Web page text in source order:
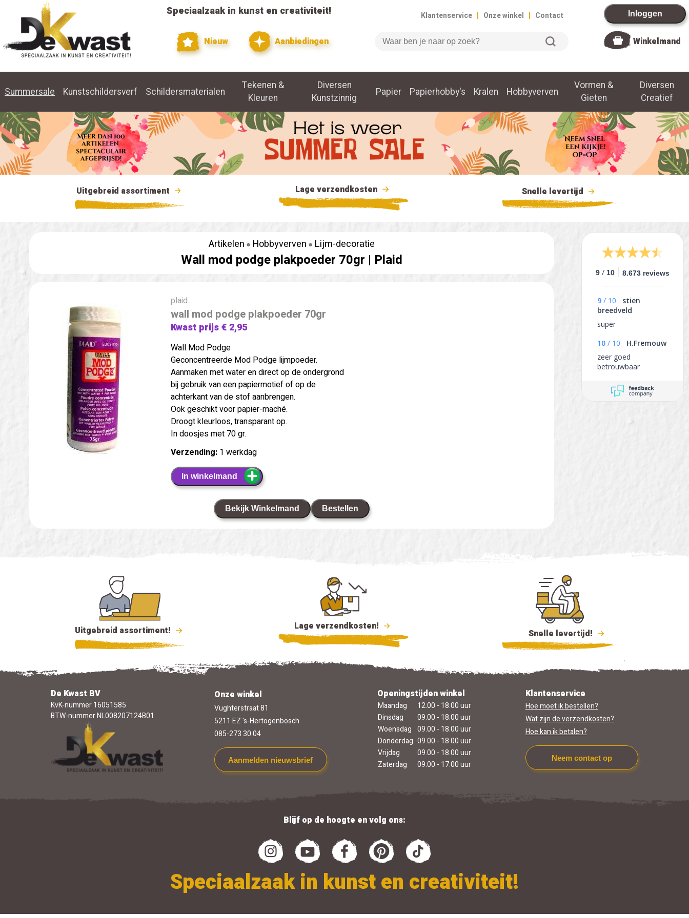
Speciaalzaak in kunst en creativiteit!
Nieuw Aanbiedingen
Klantenservice | Onze winkel | Contact
Zoeken
Inloggen
Winkelmand
Summersale Kunstschildersverf Schildersmaterialen
Tekenen &
Kleuren
Diversen
Kunstzinnig
Papier Papierhobby's Kralen Hobbyverven
Vormen &
Gieten
Diversen
Creatief
Uitgebreid assortiment Lage verzendkosten Snelle levertijd
9 / 10 8.673 reviews
9 / 10
stien
breedveld
super
10 / 10
H.Fremouw
zeer goed
betrouwbaar
Artikelen Hobbyverven Lijm-decoratie
Wall mod podge plakpoeder 70gr | Plaid
plaid
wall mod podge plakpoeder 70gr
Kwast prijs € 2,95
Wall Mod Podge
Geconcentreerde Mod Podge lijmpoeder.
Aanmaken met water en direct op de ondergrond
bij gebruik van een papiermotief of op de
achterkant van de stof aanbrengen.
Ook geschikt voor papier-maché.
Droogt kleurloos, transparant op.
In doosjes met 70 gr.
Verzending: 1 werkdag
In winkelmand
Bekijk Winkelmand Bestellen
Uitgebreid assortiment! Lage verzendkosten!
Snelle levertijd!
De Kwast BV
KvK-nummer 16051585
BTW-nummer NL008207124B01
Onze winkel
Vughterstraat 81
5211 EZ 's-Hertogenbosch
085-273 30 04
Aanmelden nieuwsbrief
Openingstijden winkel
Maandag
12.00 - 18.00 uur
Dinsdag
09.00 - 18.00 uur
Woensdag 09.00 - 18.00 uur
Donderdag 09.00 - 18.00 uur
Vrijdag
09.00 - 18.00 uur
Zaterdag
09.00 - 17.00 uur
Klantenservice
Hoe moet ik bestellen?
Wat zijn de verzendkosten?
Hoe kan ik betalen?
Neem contact op
Blijf op de hoogte en volg ons:
Speciaalzaak in kunst en creativiteit!